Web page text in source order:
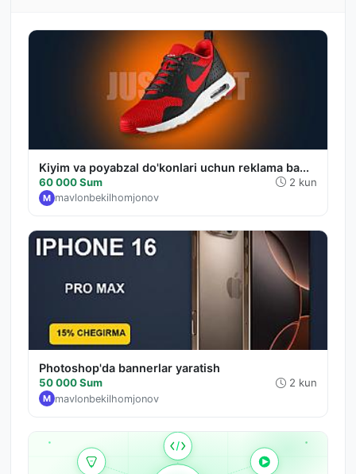
Kiyim va poyabzal do'konlari uchun reklama ba...
60 000 Sum 2 kun
M mavlonbekilhomjonov
Photoshop'da bannerlar yaratish
50 000 Sum 2 kun
M mavlonbekilhomjonov